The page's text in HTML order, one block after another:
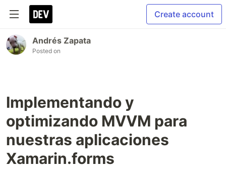
Create account
Andrés Zapata
Posted on
Implementando y
optimizando MVVM para
nuestras aplicaciones
Xamarin.forms